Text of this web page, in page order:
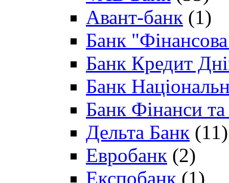
Авант-банк (1)
Банк "Фінансова
Банк Кредит
Банк
Банк Фінанси
Дельта Банк (11)
Евробанк (2)
Експобанк (1)